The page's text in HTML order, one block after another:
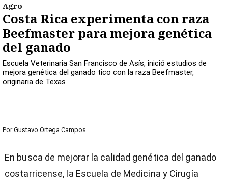
Agro
Costa Rica experimenta con raza
Beefmaster para mejora genética
del ganado
Escuela Veterinaria San Francisco de Asís, inició estudios de
mejora genética del ganado tico con la raza Beefmaster,
originaria de Texas
Por Gustavo Ortega Campos
En busca de mejorar la calidad genética del ganado
costarricense, la Escuela de Medicina y Cirugía